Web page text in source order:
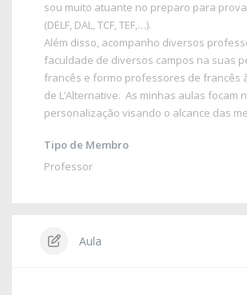
sou muito atuante no preparo para
(DELF, DAL, TCF, TEF,…).
Além disso, acompanho diversos
faculdade de diversos campos na suas
francês e formo professores de francês
de L’Alternative. As minhas aulas focam
personalização visando o alcance das
Tipo de Membro
Professor
Aula